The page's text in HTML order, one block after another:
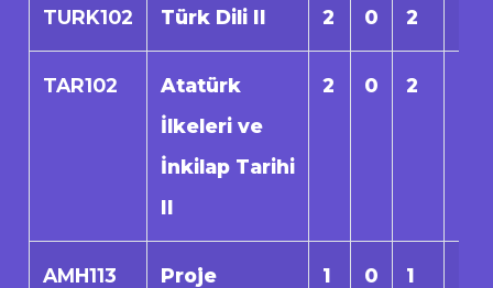
TURK102 Türk Dili II 2 0 2
TAR102
Atatürk
İlkeleri ve
İnkilap Tarihi
II
2 0 2
AMH113
Proje
1 0 1